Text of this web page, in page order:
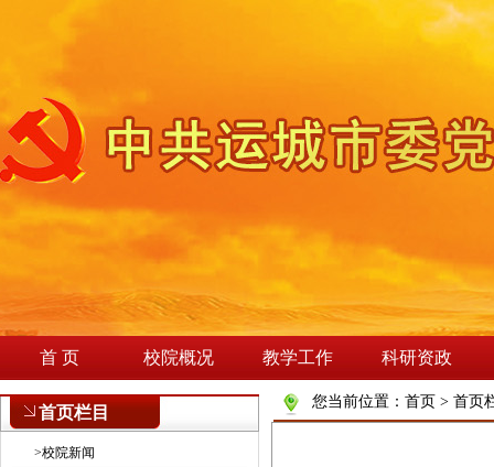
首 页 校院概况 教学工作 科研资政
您当前位置： 首页 > 首页
首页栏目
>校院新闻